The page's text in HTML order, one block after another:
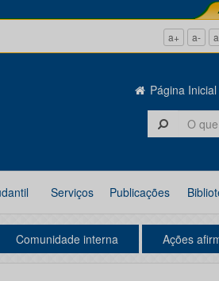
a+ a- a
Página Inicial
Serviços Publicações
Comunidade interna Ações